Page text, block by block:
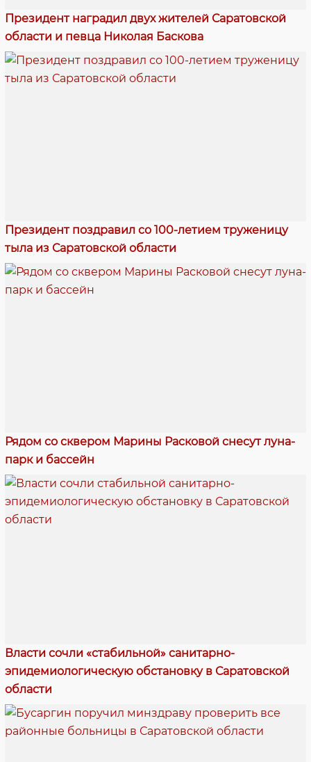
Президент наградил двух жителей Саратовской
области и певца Николая Баскова
Президент поздравил со 100-летием труженицу
тыла из Саратовской области
Рядом со сквером Марины Расковой снесут луна-
парк и бассейн
Власти сочли «стабильной» санитарно-
эпидемиологическую обстановку в Саратовской
области